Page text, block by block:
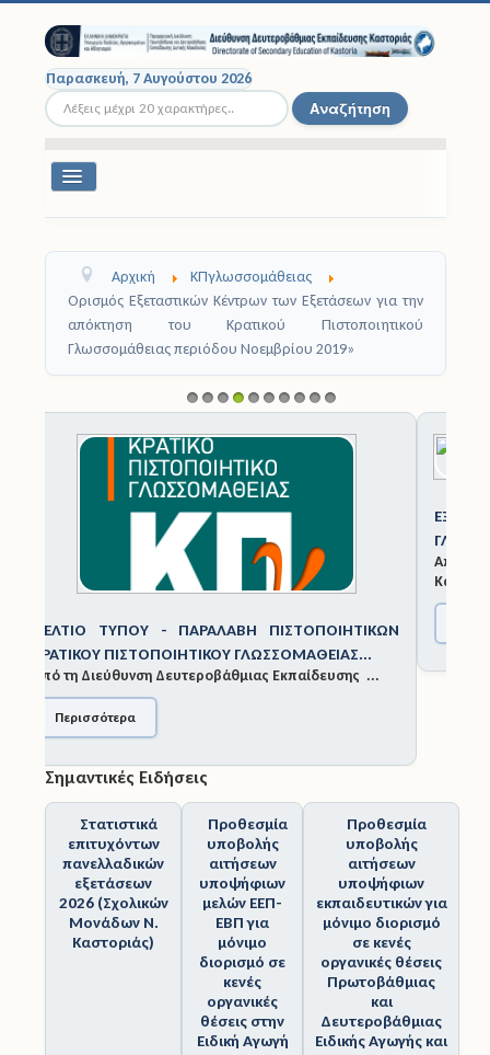
Παρασκευή, 7 Αυγούστου 2026
Αναζήτηση... Αναζήτηση
Εναλλαγή
Σχολικές Μονάδες
Εκπαιδευτικοί
Σχολικές Εκδρομές
Νομοθεσία
Έντυπα
Πολιτική Προστασία
Ηλεκτρονικές Υπηρεσίες
Επικοινωνία
Αρχική
ΚΠγλωσσομάθειας
Ορισμός Εξεταστικών Κέντρων των Εξετάσεων για την
απόκτηση του Κρατικού Πιστοποιητικού
Γλωσσομάθειας περιόδου Νοεμβρίου 2019»
1 2 3 4 5 6 7 8 9 1
0
ΕΞΕΤΆΣΕΙΣ ΚΡΑΤΙΚΟΎ ΠΙΣΤΟΠΟΙΗΤΙΚΟΎ
ΓΛΩΣΣΟΜΆΘΕΙΑΣ ΝΟΕΜΒΡΊΟΥ 2025
Από τη Διεύθυνση Δευτεροβάθμιας Εκπαίδευσης
Καστορ...
Περισσότερα
Σημαντικές Ειδήσεις
Στατιστικά
πανελλαδικών
2026 (Σχολικών
Μονάδων Ν.
Καστοριάς)
μελών ΕΕΠ-
ΕΒΠ για
μόνιμο
διορισμό σε
κενές
οργανικές
θέσεις στην
Ειδική Αγωγή
και
Εκπαίδευση
υποβολής
εκπαιδευτικών για
μόνιμο διορισμό
σε κενές
οργανικές θέσεις
Πρωτοβάθμιας
και
Δευτεροβάθμιας
Ειδικής Αγωγής και
Εκπαίδευσης και
Γενικής
Εκπαίδευσης